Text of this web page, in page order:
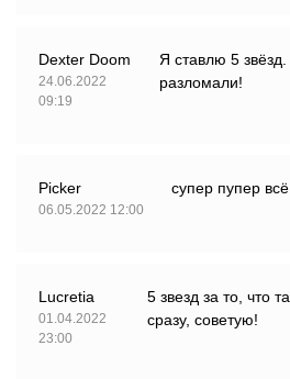
Dexter Doom
24.06.2022
09:19
Я ставлю 5
разломали!
Picker
06.05.2022 12:00
супер пупер
Lucretia
01.04.2022
23:00
5 звезд за то, что
сразу, советую!